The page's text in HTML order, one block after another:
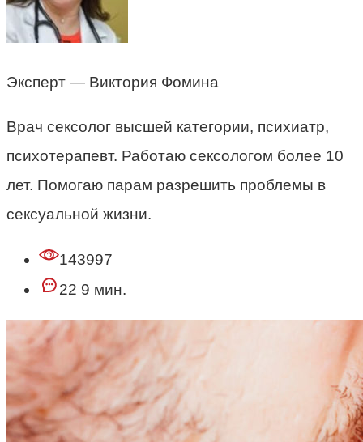
Эксперт — Виктория Фомина
Врач сексолог высшей категории, психиатр,
психотерапевт. Работаю сексологом более 10
лет. Помогаю парам разрешить проблемы в
сексуальной жизни.
143997
22 9 мин.